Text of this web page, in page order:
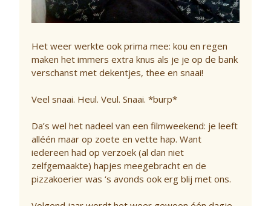
Het weer werkte ook prima mee: kou en regen
maken het immers extra knus als je je op de bank
verschanst met dekentjes, thee en snaai!
Veel snaai. Heul. Veul. Snaai. *burp*
Da’s wel het nadeel van een filmweekend: je leeft
alléén maar op zoete en vette hap. Want
iedereen had op verzoek (al dan niet
zelfgemaakte) hapjes meegebracht en de
pizzakoerier was ‘s avonds ook erg blij met ons.